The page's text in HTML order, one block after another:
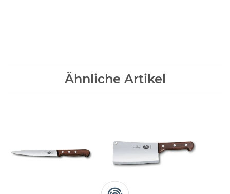
Ähnliche Artikel